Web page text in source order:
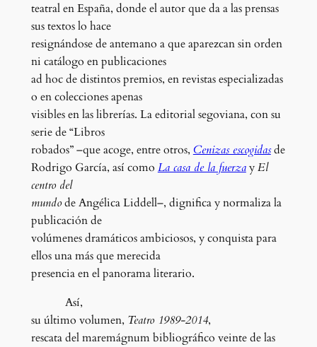
teatral en España, donde el autor que da a las prensas
sus textos lo hace
resignándose de antemano a que aparezcan sin orden
ni catálogo en publicaciones
ad hoc de distintos premios, en revistas especializadas
o en colecciones apenas
visibles en las librerías. La editorial segoviana, con su
serie de “Libros
robados” –que acoge, entre otros, Cenizas escogidasde
Rodrigo García, así como La casa de la fuerzayEl
centro del
mundode Angélica Liddell–, dignifica y normaliza la
publicación de
volúmenes dramáticos ambiciosos, y conquista para
ellos una más que merecida
presencia en el panorama literario.
Así,
su último volumen, Teatro 1989-2014,
rescata del maremágnum bibliográfico veinte de las